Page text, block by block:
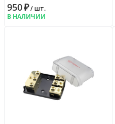
950₽/ шт.
В НАЛИЧИИ